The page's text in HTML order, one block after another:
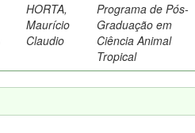
HORTA,
Maurício
Claudio
Programa de Pós-
Graduação em
Ciência Animal
Tropical